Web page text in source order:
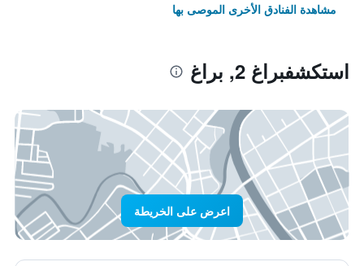
مشاهدة الفنادق الأخرى الموصى بها
استكشفبراغ 2, براغ
اعرض على الخريطة